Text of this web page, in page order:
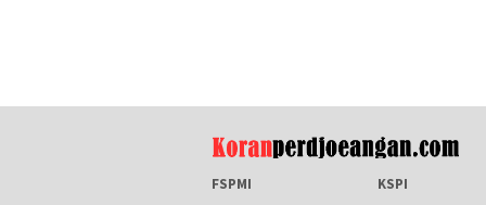
FSPMI KSPI